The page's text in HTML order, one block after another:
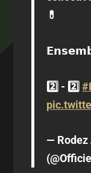
💊
2️⃣ - 2️⃣
— Rodez